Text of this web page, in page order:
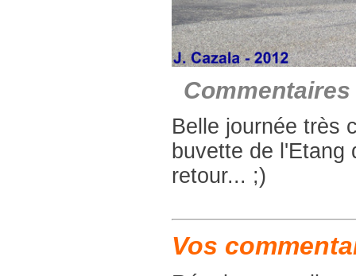
Belle journée très
buvette de l'Etang
retour... ;)
Vos